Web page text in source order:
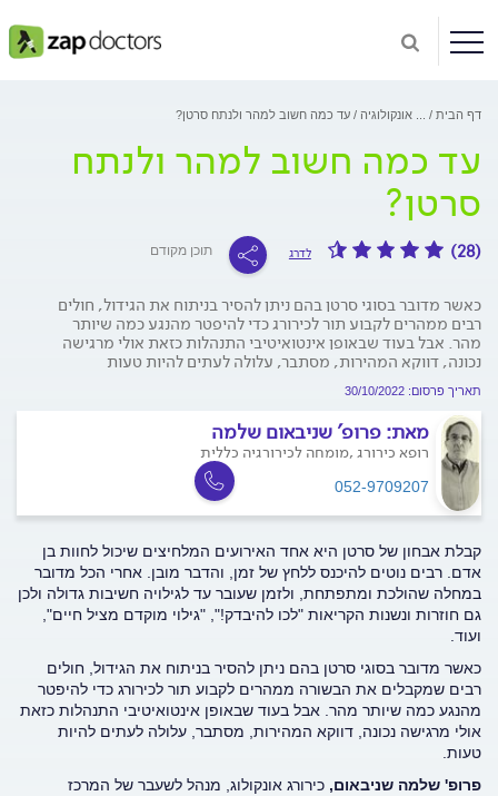
דף הבית אונקולוגיה עד כמה חשוב למהר ולנתח סרטן?
עד כמה חשוב למהר ולנתח
סרטן?
(28) לדרג תוכן מקודם
כאשר מדובר בסוגי סרטן בהם ניתן להסיר בניתוח את הגידול, חולים
רבים ממהרים לקבוע תור לכירורג כדי להיפטר מהנגע כמה שיותר
מהר. אבל בעוד שבאופן אינטואיטיבי התנהלות כזאת אולי מרגישה
נכונה, דווקא המהירות, מסתבר, עלולה לעתים להיות טעות
תאריך פרסום: 30/10/2022
מאת: פרופ' שניבאום שלמה
רופא כירורג ,מומחה לכירורגיה כללית
052-9709207
קבלת אבחון של סרטן היא אחד האירועים המלחיצים שיכול לחוות בן
אדם. רבים נוטים להיכנס ללחץ של זמן, והדבר מובן. אחרי הכל מדובר
במחלה שהולכת ומתפתחת, ולזמן שעובר עד לגילויה חשיבות גדולה ולכן
גם חוזרות ונשנות הקריאות "לכו להיבדק!", "גילוי מוקדם מציל חיים",
ועוד.
כאשר מדובר בסוגי סרטן בהם ניתן להסיר בניתוח את הגידול, חולים
רבים שמקבלים את הבשורה ממהרים לקבוע תור לכירורג כדי להיפטר
מהנגע כמה שיותר מהר. אבל בעוד שבאופן אינטואיטיבי התנהלות כזאת
אולי מרגישה נכונה, דווקא המהירות, מסתבר, עלולה לעתים להיות
טעות.
פרופ' שלמה שניבאום, כירורג אונקולוג, מנהל לשעבר של המרכז